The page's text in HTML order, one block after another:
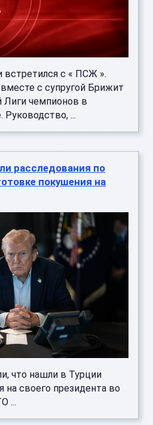
с « ПСЖ ».
с супругой Брижит
Лиги чемпионов в
Руководство, ...
расследования по
покушения на
что нашли в Турции
на своего президента во
...